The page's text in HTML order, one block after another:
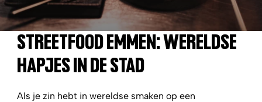
STREETFOOD EMMEN: WERELDSE
HAPJES IN DE STAD
Als je zin hebt in wereldse smaken op een